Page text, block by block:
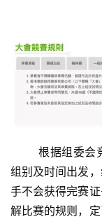
运
动
集
	根据组委会竞赛规则第四条，如果没有按照指定参赛
组别及时间出发
手不会获得完赛
解比赛的规则，